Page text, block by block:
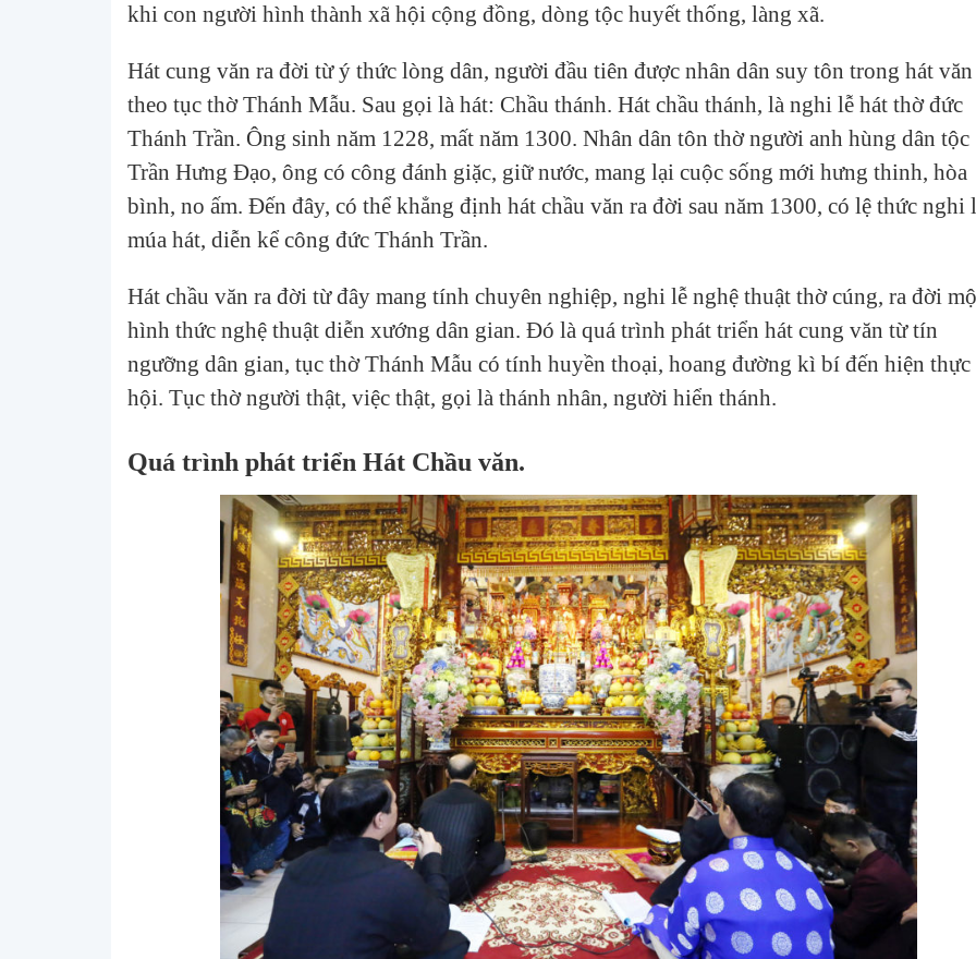
khi con người hình thành xã hội cộng đồng, dòng tộc huyết thống, làng xã.
Hát cung văn ra đời từ ý thức lòng dân, người đầu tiên được nhân dân suy tôn trong hát văn
theo tục thờ Thánh Mẫu. Sau gọi là hát: Chầu thánh. Hát chầu thánh, là nghi lễ hát thờ đức
Thánh Trần. Ông sinh năm 1228, mất năm 1300. Nhân dân tôn thờ người anh hùng dân tộc
Trần Hưng Đạo, ông có công đánh giặc, giữ nước, mang lại cuộc sống mới hưng thinh, hòa
bình, no ấm. Đến đây, có thể khẳng định hát chầu văn ra đời sau năm 1300, có lệ thức nghi
múa hát, diễn kể công đức Thánh Trần.
Hát chầu văn ra đời từ đây mang tính chuyên nghiệp, nghi lễ nghệ thuật thờ cúng, ra đời
hình thức nghệ thuật diễn xướng dân gian. Đó là quá trình phát triển hát cung văn từ tín
ngưỡng dân gian, tục thờ Thánh Mẫu có tính huyền thoại, hoang đường kì bí đến hiện thực
hội. Tục thờ người thật, việc thật, gọi là thánh nhân, người hiển thánh.
Quá trình phát triển Hát Chầu văn.